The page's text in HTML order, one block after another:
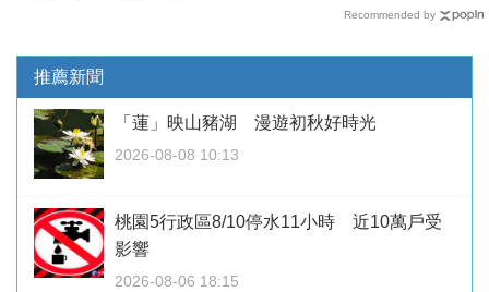
Recommended by
推薦新聞
「蓮」映山豬湖 漫遊初秋好時光
2026-08-08 10:13
桃園5行政區8/10停水11小時 近10萬戶受
影響
2026-08-06 18:15